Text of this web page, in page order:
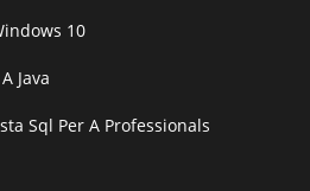
10
Java
Sql Per A Professionals